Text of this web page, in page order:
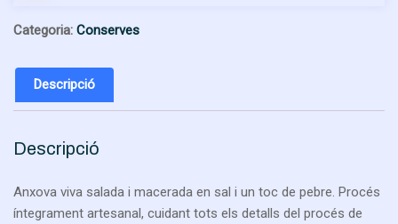
24
1200g
aprox.
Categoria: Conserves
Descripció
Descripció
Anxova viva salada i macerada en sal i un toc de pebre. Procés
íntegrament artesanal, cuidant tots els detalls del procés de